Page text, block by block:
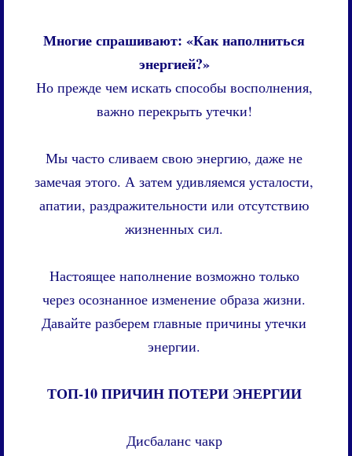
Многие спрашивают: «Как наполниться
энергией?»
Но прежде чем искать способы восполнения,
важно перекрыть утечки!
Мы часто сливаем свою энергию, даже не
замечая этого. А затем удивляемся усталости,
апатии, раздражительности или отсутствию
жизненных сил.
Настоящее наполнение возможно только
через осознанное изменение образа жизни.
Давайте разберем главные причины утечки
энергии.
ТОП-10 ПРИЧИН ПОТЕРИ ЭНЕРГИИ
Дисбаланс чакр